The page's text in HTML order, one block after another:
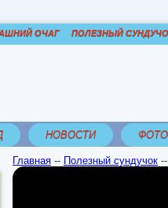
ОЧАГ ПОЛЕЗНЫЙ
НОВОСТИ
Главная -- Полезный сундучок